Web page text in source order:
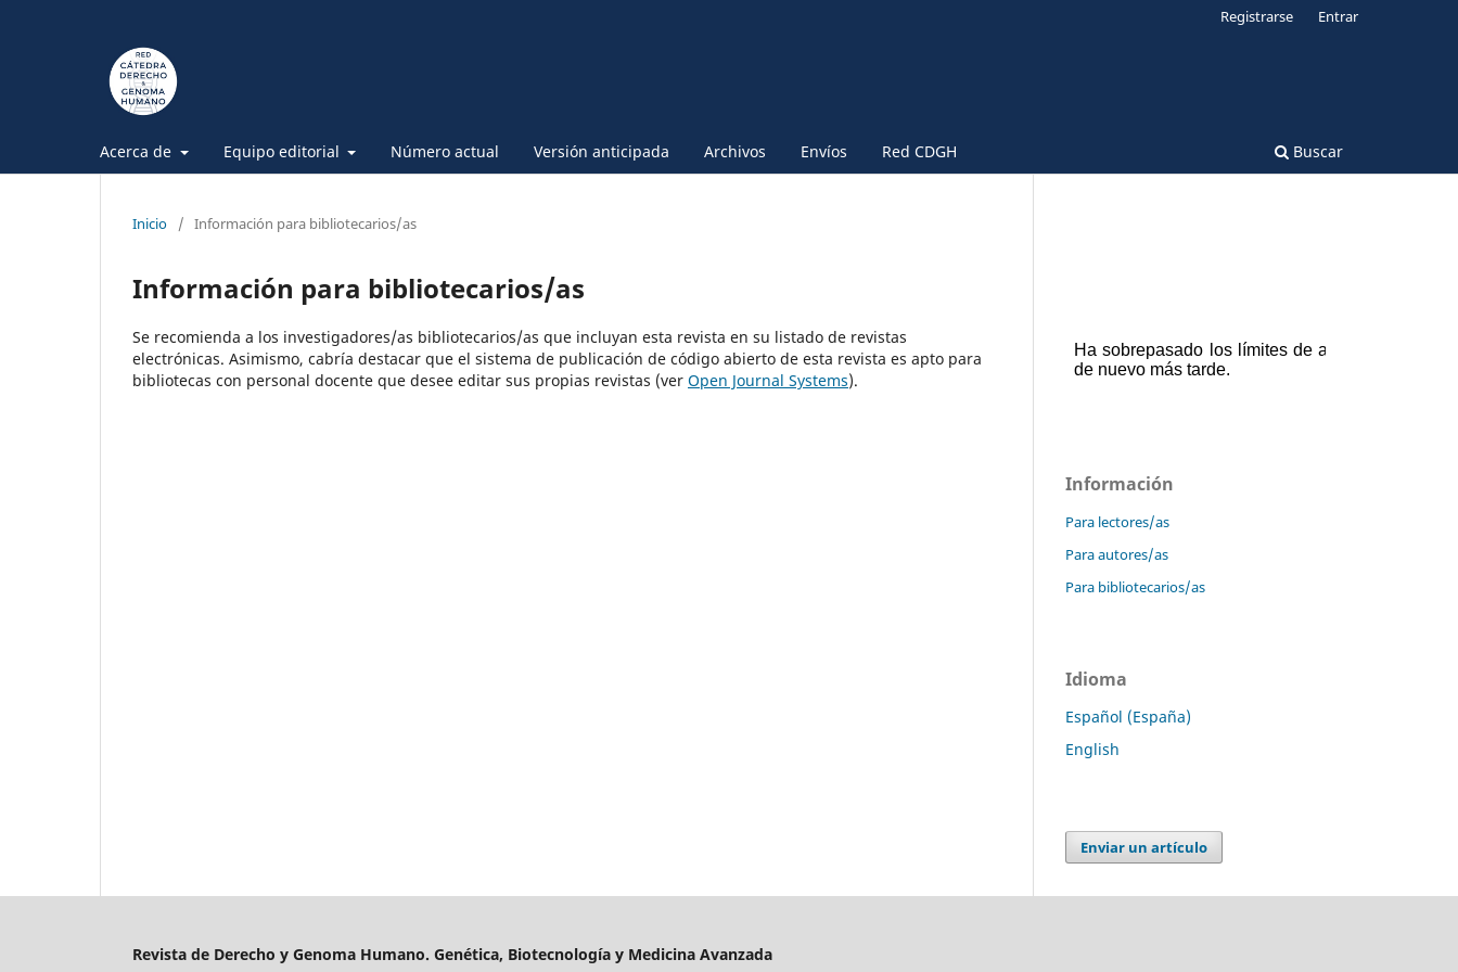
Acerca de Equipo editorial Número actual Versión anticipada Archivos Envíos Red CDGH Buscar
Registrarse Entrar
Inicio / Información para bibliotecarios/as
Información para bibliotecarios/as
Se recomienda a los investigadores/as bibliotecarios/as que incluyan esta revista en su listado de revistas
electrónicas. Asimismo, cabría destacar que el sistema de publicación de código abierto de esta revista es apto para
bibliotecas con personal docente que desee editar sus propias revistas (ver Open Journal Systems).
Información
Para lectores/as
Para autores/as
Para bibliotecarios/as
Idioma
Español (España)
English
Enviar un artículo
Revista de Derecho y Genoma Humano. Genética, Biotecnología y Medicina Avanzada